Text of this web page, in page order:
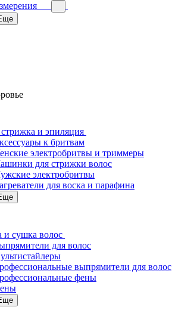
и эпиляция
к бритвам
электробритвы и триммеры
для стрижки волос
электробритвы
для воска и парафина
и сушка волос
для волос
выпрямители для волос
фены